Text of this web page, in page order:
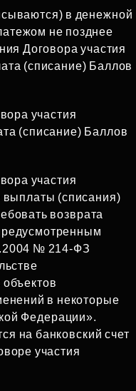
в денежной
не позднее
Договора участия
(списание) Баллов
участия
(списание) Баллов
участия
выплаты (списания)
возврата
№ 214‑ФЗ
в некоторые
Федерации».
на банковский счет
участия